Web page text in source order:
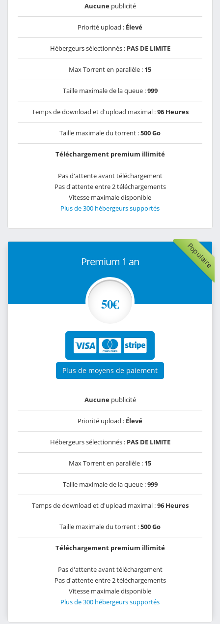
Aucunepublicité
Priorité upload : Élevé
Hébergeurs sélectionnés : PAS DE LIMITE
Max Torrent en parallèle : 15
Taille maximale de la queue :999
Temps de download et d'upload maximal :96 Heures
Taille maximale du torrent :500 Go
Téléchargement premium illimité
Pas d'attente avant téléchargement
Pas d'attente entre 2 téléchargements
Vitesse maximale disponible
Plus de 300 hébergeurs supportés
Populaire
Premium 1 an
50€
Plus de moyens de paiement
Aucunepublicité
Priorité upload : Élevé
Hébergeurs sélectionnés : PAS DE LIMITE
Max Torrent en parallèle : 15
Taille maximale de la queue :999
Temps de download et d'upload maximal :96 Heures
Taille maximale du torrent :500 Go
Téléchargement premium illimité
Pas d'attente avant téléchargement
Pas d'attente entre 2 téléchargements
Vitesse maximale disponible
Plus de 300 hébergeurs supportés